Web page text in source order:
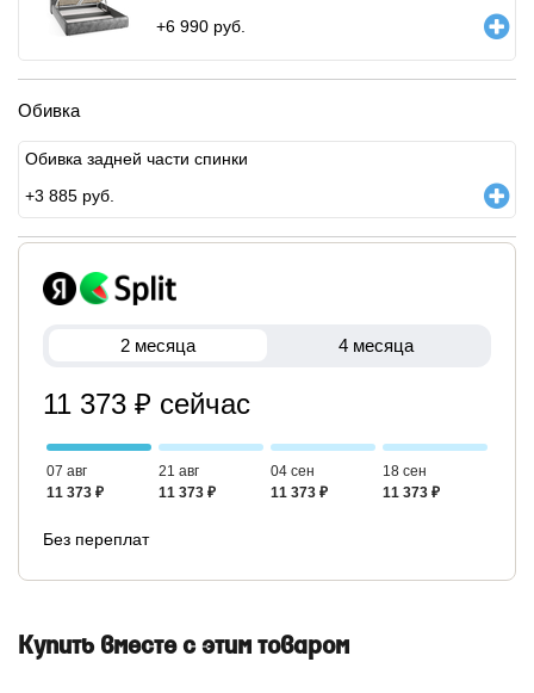
+6 990 руб.
Обивка
Обивка задней части спинки
+3 885 руб.
2 месяца 4 месяца
11 373 ₽ сейчас
07 авг
11 373 ₽
21 авг
11 373 ₽
04 сен
11 373 ₽
18 сен
11 373 ₽
Без переплат
Купить вместе с этим товаром